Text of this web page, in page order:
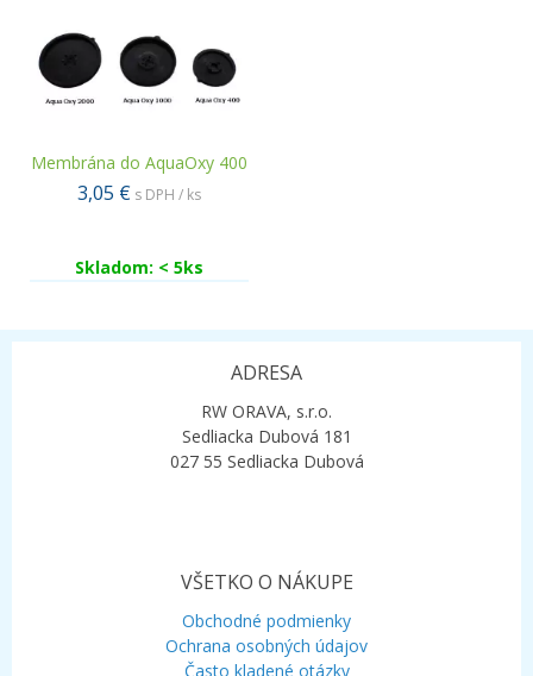
Membrána do AquaOxy 400
3,05 € s DPH / ks
Skladom: < 5ks
ADRESA
RW ORAVA, s.r.o.
Sedliacka Dubová 181
027 55 Sedliacka Dubová
VŠETKO O NÁKUPE
Obchodné podmienky
Ochrana osobných údajov
Často kladené otázky